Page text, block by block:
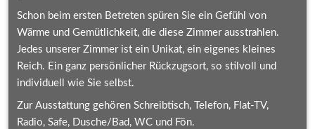
Schon beim ersten Betreten spüren Sie ein Gefühl von
Wärme und Gemütlichkeit, die diese Zimmer ausstrahlen.
Jedes unserer Zimmer ist ein Unikat, ein eigenes kleines
Reich. Ein ganz persönlicher Rückzugsort, so stilvoll und
individuell wie Sie selbst.
Zur Ausstattung gehören Schreibtisch, Telefon, Flat-TV,
Radio, Safe, Dusche/Bad, WC und Fön.